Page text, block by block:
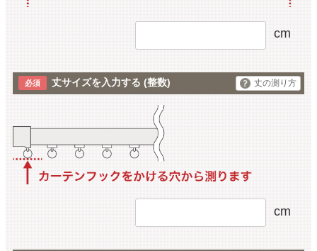
cm
丈サイズを入力する (整数) 丈の測り方
cm